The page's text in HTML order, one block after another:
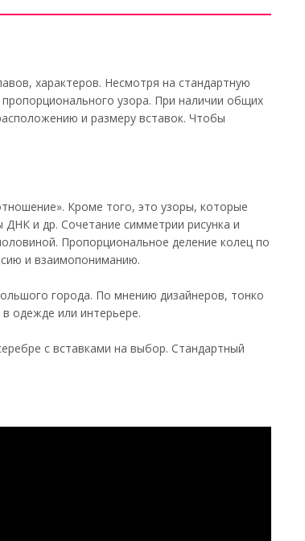
характеров. Несмотря на стандартную
узора. При наличии общих
и размеру вставок. Чтобы
Кроме того, это узоры, которые
и др. Сочетание симметрии рисунка и
Пропорциональное деление колец по
и взаимопониманию.
города. По мнению дизайнеров, тонко
одежде или интерьере.
с вставками на выбор. Стандартный